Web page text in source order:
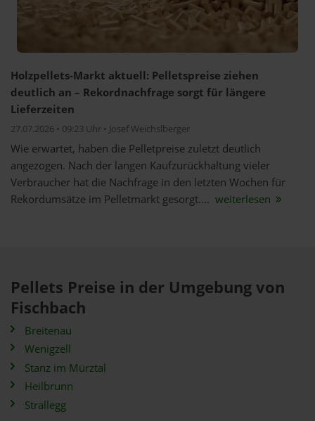
Holzpellets-Markt aktuell: Pelletspreise ziehen
deutlich an – Rekordnachfrage sorgt für längere
Lieferzeiten
27.07.2026 • 09:23 Uhr • Josef Weichslberger
Wie erwartet, haben die Pelletpreise zuletzt deutlich
angezogen. Nach der langen Kaufzurückhaltung vieler
Verbraucher hat die Nachfrage in den letzten Wochen für
Rekordumsätze im Pelletmarkt gesorgt.... weiterlesen
Pellets Preise in der Umgebung von
Fischbach
Breitenau
Wenigzell
Stanz im Mürztal
Heilbrunn
Strallegg